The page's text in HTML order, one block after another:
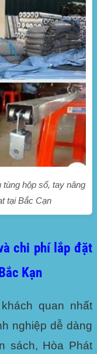
tùng hộp số, tay nâng
tại Bắc Cạn
chi phí lắp đặt
Kạn
quan nhất
nghiệp dễ dàng
sách, Hòa Phát